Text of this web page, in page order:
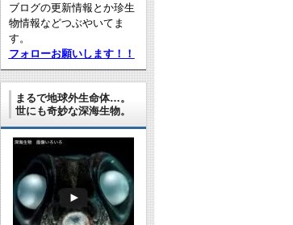
ブログの更新情報とか珍生
物情報などつぶやいてま
す。
フォローお願いします！！
まるで地球外生命体…。
世にも奇妙な深海生物。